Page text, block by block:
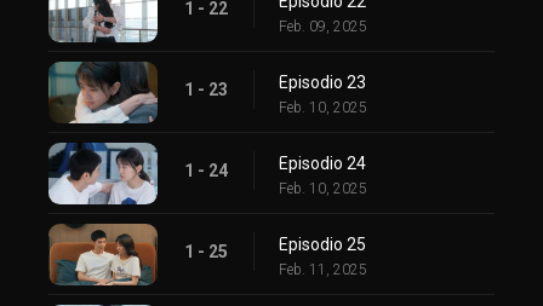
1 - 22
Feb. 09, 2025
1 - 23 Episodio 23
Feb. 10, 2025
1 - 24 Episodio 24
Feb. 10, 2025
1 - 25 Episodio 25
Feb. 11, 2025